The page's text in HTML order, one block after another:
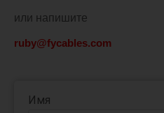
или напишите
ruby@fycables.com
Имя